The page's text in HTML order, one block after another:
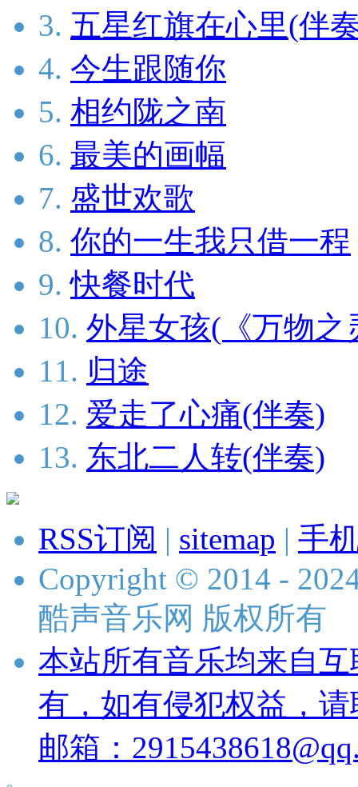
3. 五星红旗在心里(伴
4. 今生跟随你
5. 相约陇之南
6. 最美的画幅
7. 盛世欢歌
8. 你的一生我只借一程
9. 快餐时代
10. 外星女孩(《万物之
11. 归途
12. 爱走了心痛(伴奏)
13. 东北二人转(伴奏)
RSS订阅 | sitemap | 手
Copyright © 2014 -
酷声音乐网 版权所有
本站所有音乐均来自
有，如有侵犯权益，
邮箱：